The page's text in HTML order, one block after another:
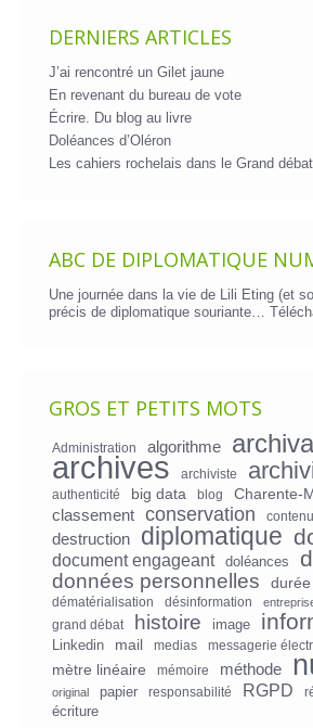
DERNIERS ARTICLES
J’ai rencontré un Gilet jaune
En revenant du bureau de vote
Écrire. Du blog au livre
Doléances d’Oléron
Les cahiers rochelais dans le Grand
ABC DE DIPLOMATIQUE
Une journée dans la vie de Lili Eting (et
précis de diplomatique souriante…
GROS ET PETITS MOTS
Administration algorithme
archives archiviste
authenticité big data blog
Charente-
classement
conservation contenu
destruction
diplomatique
document engageant doléances
données personnelles
dématérialisation désinformation
grand débat histoire image
Linkedin mail medias messagerie
mètre linéaire mémoire méthode
original papier responsabilité RGPD
écriture